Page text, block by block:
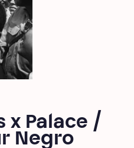
x Palace /
Negro